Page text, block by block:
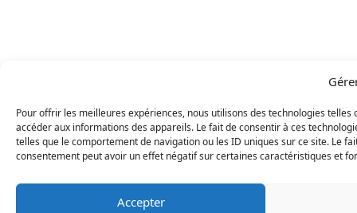
Pour offrir les meilleures expériences, nous utilisons des technologies telles
accéder aux informations des appareils. Le fait de consentir à ces
telles que le comportement de navigation ou les ID uniques sur ce site. Le
consentement peut avoir un effet négatif sur certaines caractéristiques et
Accepter